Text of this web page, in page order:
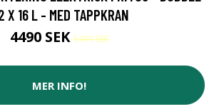
X 16 L - MED TAPPKRAN
4490 SEK5499 SEK
MER INFO!